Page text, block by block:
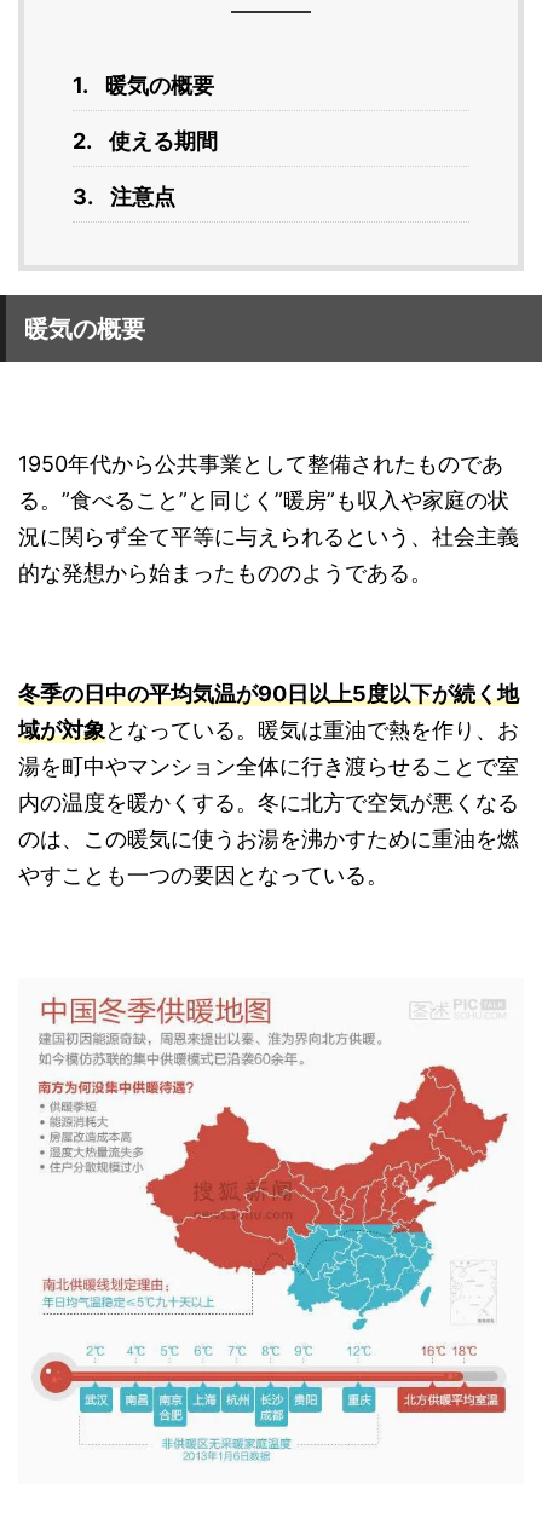
暖気の概要
使える期間
注意点
暖気の概要
1950年代から公共事業として整備されたものであ
る。”食べること”と同じく”暖房”も収入や家庭の状
況に関らず全て平等に与えられるという、社会主義
的な発想から始まったもののようである。
冬季の日中の平均気温が90日以上5度以下が続く地
域が対象となっている。暖気は重油で熱を作り、お
湯を町中やマンション全体に行き渡らせることで室
内の温度を暖かくする。冬に北方で空気が悪くなる
のは、この暖気に使うお湯を沸かすために重油を燃
やすことも一つの要因となっている。